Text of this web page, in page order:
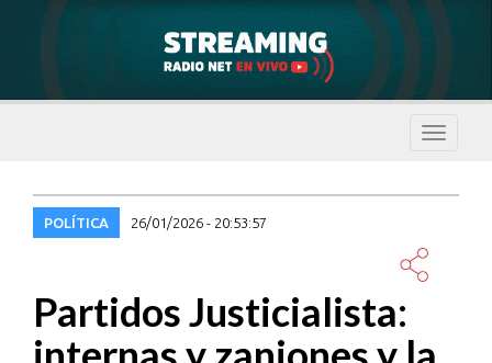
POLÍTICA 26/01/2026 - 20:53:57
Partidos Justicialista: